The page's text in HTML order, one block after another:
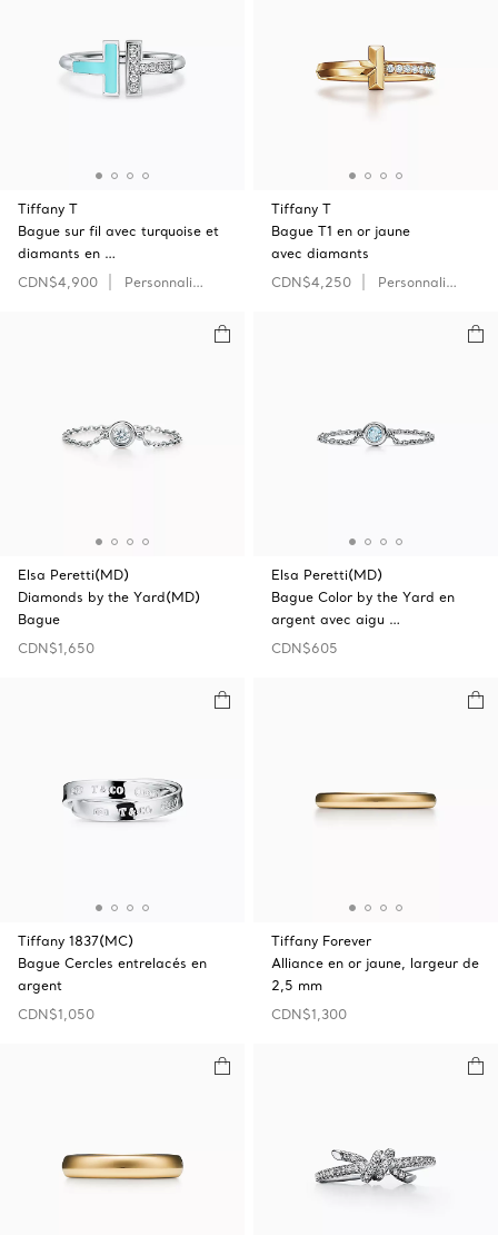
Tiffany T
Bague sur fil avec turquoise et
diamants en …
CDN$4,900
Personnaliser
Tiffany T
Bague T1 en or jaune
avec diamants
CDN$4,250
Personnaliser
Elsa Peretti(MD)
Diamonds by the Yard(MD)
Bague
CDN$1,650
Elsa Peretti(MD)
Bague Color by the Yard en
argent avec aigu …
CDN$605
Tiffany 1837(MC)
Bague Cercles entrelacés en
argent
CDN$1,050
Tiffany Forever
Alliance en or jaune, largeur de
2,5 mm
CDN$1,300